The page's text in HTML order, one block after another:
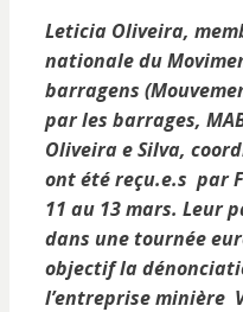
Leticia Oliveira,
nationale du
barragens
par les barrages,
Oliveira e Silva,
ont été reçu.e.s par
11 au 13 mars. Leur
dans une tournée
objectif la
l’entreprise minière